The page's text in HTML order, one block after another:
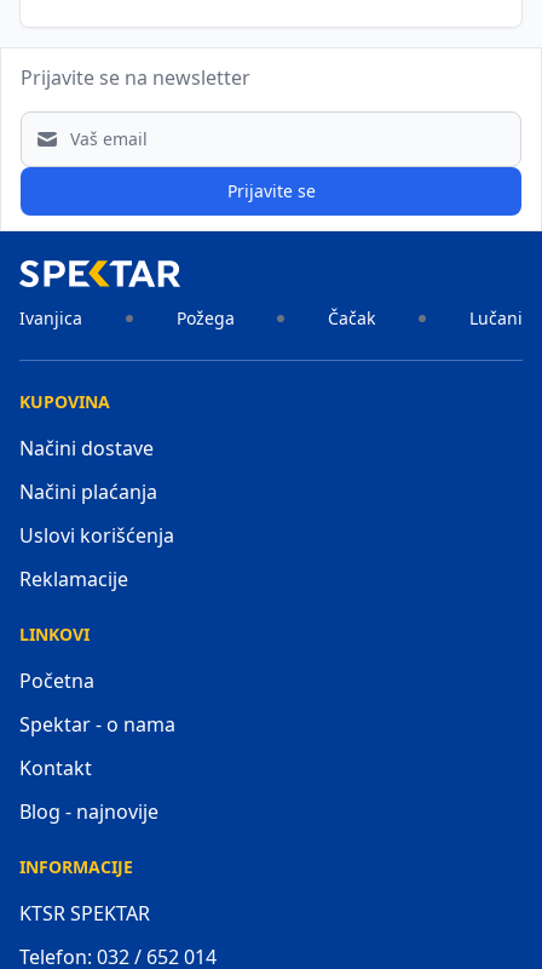
Prijavite se na newsletter
Email address
Prijavite se
Ivanjica Požega Čačak Lučani
KUPOVINA
Načini dostave
Načini plaćanja
Uslovi korišćenja
Reklamacije
LINKOVI
Početna
Spektar - o nama
Kontakt
Blog - najnovije
INFORMACIJE
KTSR SPEKTAR
Telefon: 032 / 652 014